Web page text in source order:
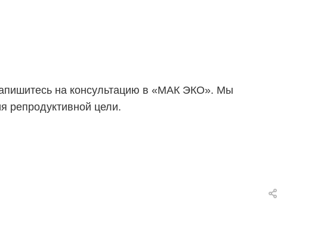
на консультацию в «МАК ЭКО». Мы
репродуктивной цели.